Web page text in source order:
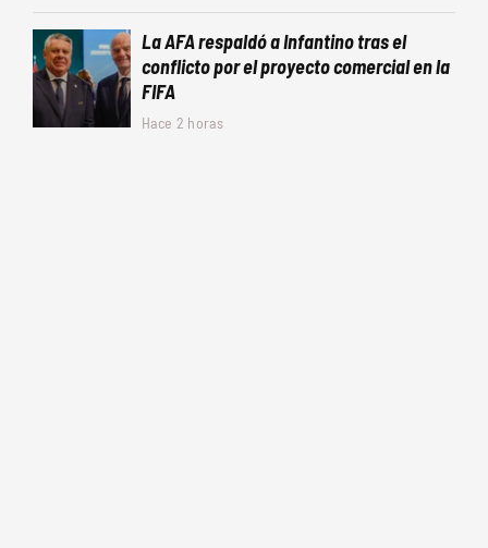
La AFA respaldó a Infantino tras el
conflicto por el proyecto comercial en la
FIFA
Hace 2 horas